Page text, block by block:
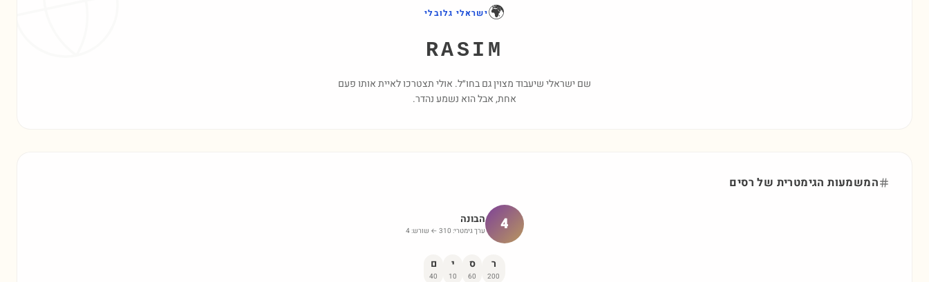
🌍ישראלי גלובלי
RASIM
שם ישראלי שיעבוד מצוין גם בחו״ל. אולי תצטרכו לאיית אותו פעם
אחת, אבל הוא נשמע נהדר.
המשמעות הגימטרית של רסים
4 הבונה
ערך גימטרי: 310 ← שורש: 4
ר
200
ס
60
י
10
ם
40